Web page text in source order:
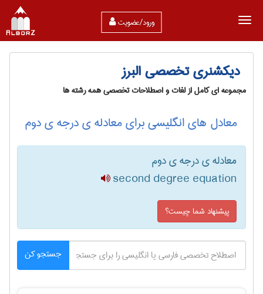
ورود/عضویت
دیکشنری تخصصی البرز
مجموعه ای کامل از لغات و اصطلاحات تخصصی همه رشته ها
معادل های انگلیسی برای معادله ی درجه ی دوم
معادله ی درجه ی دوم
second degree equation
پیشنهاد شما چیست؟
جستجو کن